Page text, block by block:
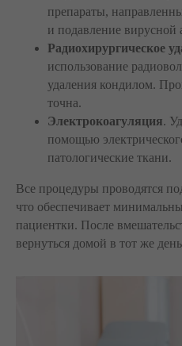
препараты,
и подавление вирусной
Радиохирургическое
использование
удаления кондилом.
точна.
Электрокоагуляция.
помощью
патологические ткани.
Все процедуры проводятся
что обеспечивает
пациентки. После
вернуться домой в тот же